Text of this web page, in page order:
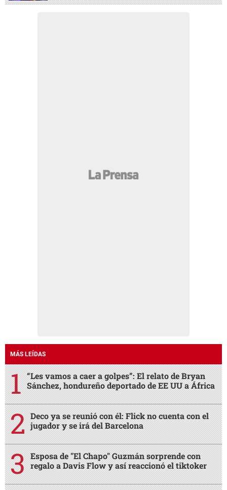
MÁS LEÍDAS
“Les vamos a caer a golpes”: El relato de Bryan
Sánchez, hondureño deportado de EE UU a África
Deco ya se reunió con él: Flick no cuenta con el
jugador y se irá del Barcelona
Esposa de "El Chapo" Guzmán sorprende con
regalo a Davis Flow y así reaccionó el tiktoker